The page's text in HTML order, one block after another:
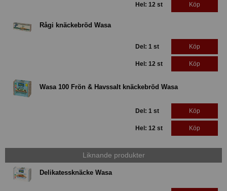
Hel: 12 st Köp
Rågi knäckebröd Wasa
Del: 1 st Köp
Hel: 12 st Köp
Wasa 100 Frön & Havssalt knäckebröd Wasa
Del: 1 st Köp
Hel: 12 st Köp
Liknande produkter
Delikatessknäcke Wasa